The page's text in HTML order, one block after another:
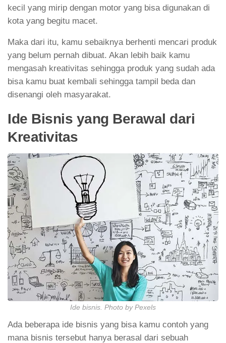
kecil yang mirip dengan motor yang bisa digunakan di
kota yang begitu macet.
Maka dari itu, kamu sebaiknya berhenti mencari produk
yang belum pernah dibuat. Akan lebih baik kamu
mengasah kreativitas sehingga produk yang sudah ada
bisa kamu buat kembali sehingga tampil beda dan
disenangi oleh masyarakat.
Ide Bisnis yang Berawal dari
Kreativitas
Ide bisnis. Photo by Pexels
Ada beberapa ide bisnis yang bisa kamu contoh yang
mana bisnis tersebut hanya berasal dari sebuah